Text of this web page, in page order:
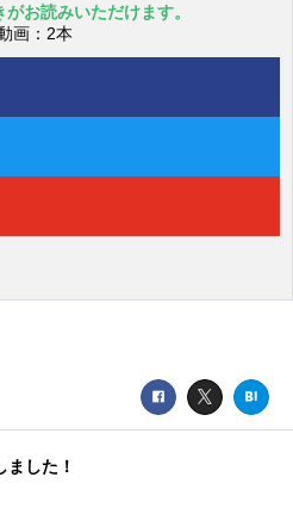
お読みいただけます。
画：2本
ました！